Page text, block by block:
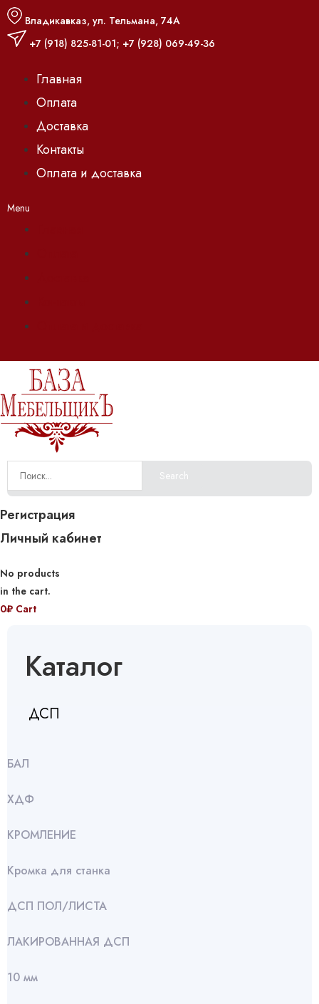
Владикавказ, ул. Тельмана, 74А
+7 (918) 825-81-01; +7 (928) 069-49-36
Главная
Оплата
Доставка
Контакты
Оплата и доставка
Menu
Search
Регистрация
Личный кабинет
No products
in the cart.
0₽ Cart
Каталог
ДСП
БАЛ
ХДФ
КРОМЛЕНИЕ
Кромка для станка
ДСП ПОЛ/ЛИСТА
ЛАКИРОВАННАЯ ДСП
10 мм